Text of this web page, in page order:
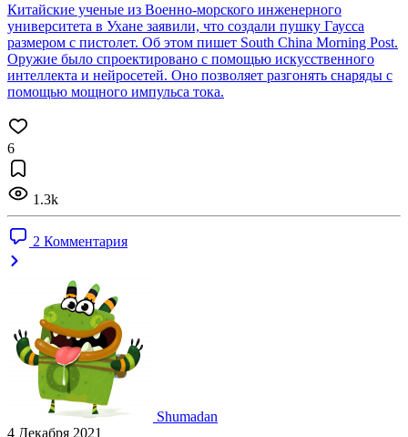
Китайские ученые из Военно-морского инженерного
университета в Ухане заявили, что создали пушку Гаусса
размером с пистолет. Об этом пишет South China Morning Post.
Оружие было спроектировано с помощью искусственного
интеллекта и нейросетей. Оно позволяет разгонять снаряды с
помощью мощного импульса тока.
6
1.3k
2 Комментария
Shumadan
4 Декабря 2021